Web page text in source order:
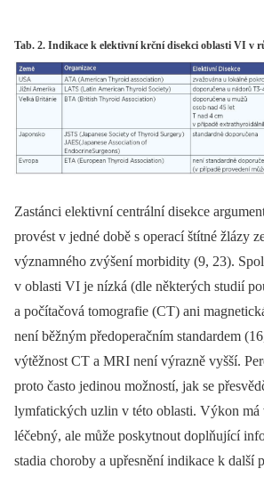
Tab. 2. Indikace k elektivní krční disekci oblasti VI v
Zastánci elektivní centrální disekce
provést v jedné době s operací štítné žlázy
významného zvýšení morbidity (9, 23).
v oblasti VI je nízká (dle některých studií
a počítačová tomografie (CT) ani
není běžným předoperačním standardem
výtěžnost CT a MRI není výrazně vyšší.
proto často jedinou možností, jak se
lymfatických uzlin v této oblasti. Výkon má
léčebný, ale může poskytnout doplňující
stadia choroby a upřesnění indikace k další